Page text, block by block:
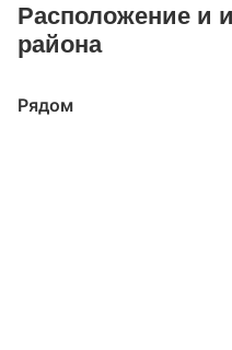
Расположение и
района
Рядом